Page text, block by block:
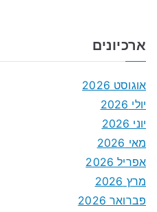
ארכיונים
אוגוסט 2026
יולי 2026
יוני 2026
מאי 2026
אפריל 2026
מרץ 2026
פברואר 2026